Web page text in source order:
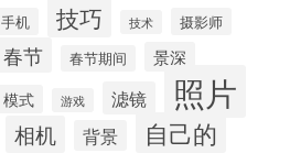
手机 技巧 技术 摄影师
春节 春节期间 景深
模式 游戏 滤镜 照片
相机 背景 自己的